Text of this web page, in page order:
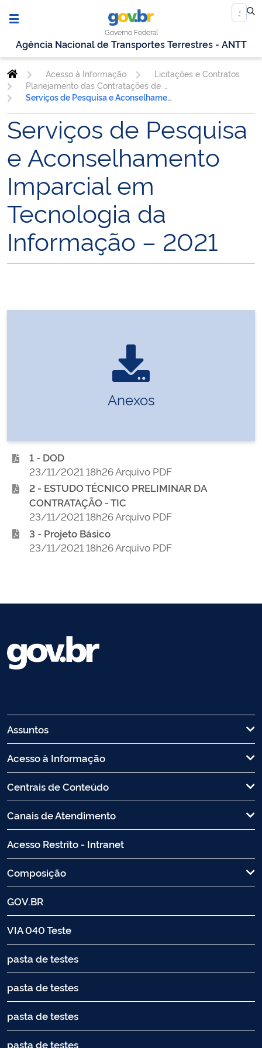
Governo Federal
Agência Nacional de Transportes Terrestres - ANTT
Acesso à Informação
Licitações e Contratos
Serviços de Pesquisa e Aconselhamento Imparcial em Tecnologia da Informação – 2021
Serviços de Pesquisa
e Aconselhamento
Imparcial em
Tecnologia da
Informação – 2021
Anexos
1 - DOD
23/11/2021 18h26 Arquivo PDF
2 - ESTUDO TÉCNICO PRELIMINAR DA
CONTRATAÇÃO - TIC
23/11/2021 18h26 Arquivo PDF
3 - Projeto Básico
23/11/2021 18h26 Arquivo PDF
Assuntos
Acesso à Informação
Centrais de Conteúdo
Canais de Atendimento
Acesso Restrito - Intranet
Composição
GOV.BR
VIA 040 Teste
pasta de testes
pasta de testes
pasta de testes
pasta de testes